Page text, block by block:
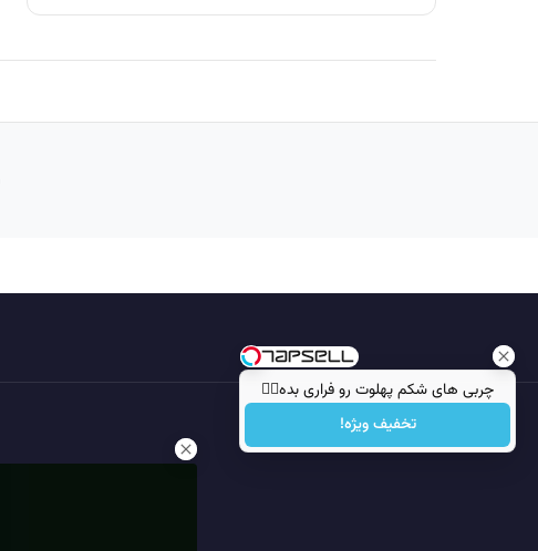
چربی های شکم پهلوت رو فراری بده👌🏻
تخفیف ویژه!